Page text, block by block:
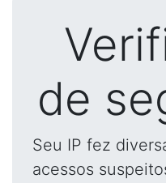
de
Seu IP fez
acessos